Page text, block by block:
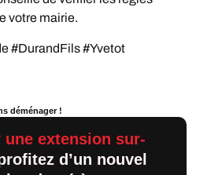
votre mairie.
#DurandFils #Yvetot
déménager !
une extension sur-
d’un nouvel